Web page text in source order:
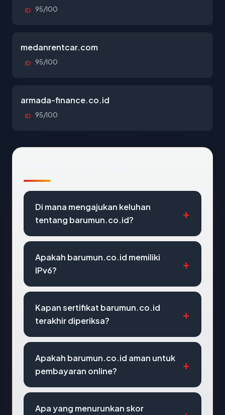
ID 95/100
medanrentcar.com
ID 95/100
armada-finance.co.id
ID 95/100
Di mana mengajukan keluhan
tentang barumun.co.id?
Apakah barumun.co.id memiliki
IPv6?
Kapan sertifikat barumun.co.id
terakhir diperiksa?
Apakah barumun.co.id aman untuk
pembayaran online?
Apa yang menurunkan skor